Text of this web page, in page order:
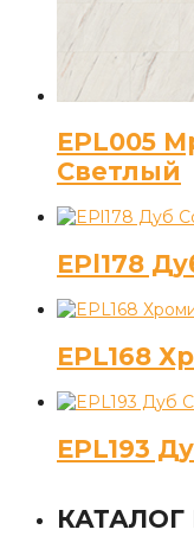
EPL005
Светлый
EPl178
EPL168
EPL193